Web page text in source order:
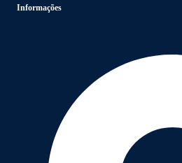
Informações